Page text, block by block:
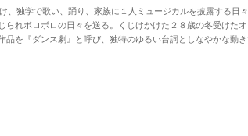
、独学で歌い、踊り、 家族に１人ミュージカルを披露する日
られボロボロの日々を送る。くじけかけた２８歳の冬受けた
品を『ダンス劇』
と呼び、独特のゆるい台詞としなやかな動